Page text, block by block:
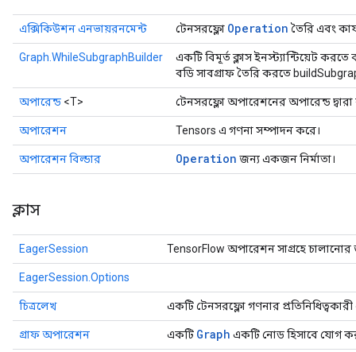
এক্সিকিউশন এনভায়রনমেন্ট টেনসরফ্লো Operation তৈরি এবং
Graph.WhileSubgraphBuilder
একটি বিমূর্ত ক্লাস ইনস্ট্যান্টিয়েট
বডি সাবগ্রাফ তৈরি করতে
অপারেন্ড <T> টেনসরফ্লো অপারেশনের অপারেন্ড দ্বারা
অপারেশন Tensors এ গণনা সম্পাদন করে।
অপারেশন বিল্ডার Operation জন্য একজন নির্মাতা।
ক্লাস
EagerSession TensorFlow অপারেশন সাগ্রহে
EagerSession.Options
চিত্রলেখ একটি টেনসরফ্লো গণনার প্রতিনিধিত্বকারী
গ্রাফ অপারেশন একটি Graph একটি নোড হিসাবে যোগ